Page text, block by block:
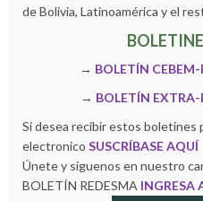
de Bolivia, Latinoamérica y el
→ BOLETÍN
→ BOLETÍN EXTRA-
Si desea recibir estos boletines
electronico SUSCRÍBASE AQUÍ
Únete y siguenos en nuestro
BOLETÍN REDESMA INGRESA